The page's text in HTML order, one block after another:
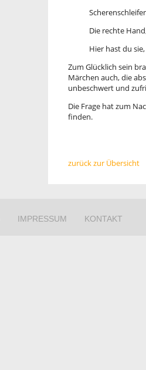
Scherenschleifen,
Die rechte Hand,
Hier hast du sie,
Zum Glücklich sein
Märchen auch, die
unbeschwert und
Die Frage hat zum
finden.
zurück zur Übersicht
IMPRESSUM KONTAKT